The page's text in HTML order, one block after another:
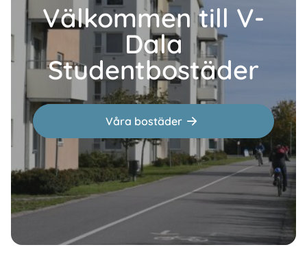
Välkommen till V-
Dala
Studentbostäder
Våra bostäder